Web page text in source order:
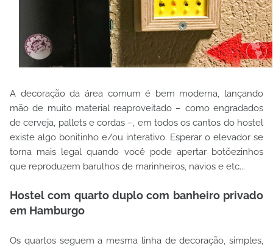
A decoração da área comum é bem moderna, lançando
mão de muito material reaproveitado – como engradados
de cerveja, pallets e cordas –, em todos os cantos do hostel
existe algo bonitinho e/ou interativo. Esperar o elevador se
torna mais legal quando você pode apertar botõezinhos
que reproduzem barulhos de marinheiros, navios e etc...
Hostel com quarto duplo com banheiro privado
em Hamburgo
Os quartos seguem a mesma linha de decoração, simples,